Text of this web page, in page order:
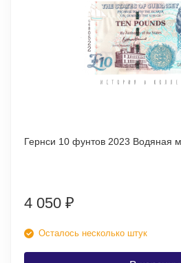
Гернси 10 фунтов 2023 Водяная
4 050 ₽
Осталось несколько штук